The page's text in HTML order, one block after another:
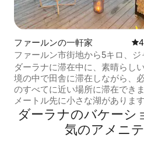
ファールンの一軒家 レ
ファールン市街地から5キロ、ジ
ー、自然、リラックス、湖の眺望
ダーラナに滞在中に、素晴らし
境の中で田舎に滞在しながら、
のすべてに近い場所に滞在でき
メートル先に小さな湖があります。
ておくと便利な情報 - 最寄りの
3キロ - ファールン銅山まで3キ
ンの中心部まで5キロ - ルーゲネ
ダーラナのバケーシ
気のアメニ